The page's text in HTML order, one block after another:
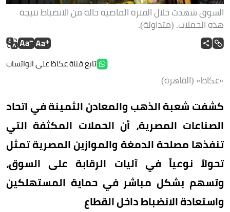
السوق شهدت خلال الفترة الماضية حالة من الانضباط نتيجة
هذه الحملات. (متداولة).
تابع قناة عكاظ على الواتساب
«عكاظ» (القاهرة)
كشفت شعبة الذهب والمعادن الثمينة في اتحاد
الصناعات المصرية، أن الحملات المكثفة التي
تنفذها مصلحة الدمغة والموازين المصرية تمثل
تحولاً نوعياً في آليات الرقابة على السوق،
وتسهم بشكل مباشر في حماية المستهلكين
واستعادة الانضباط داخل القطاع